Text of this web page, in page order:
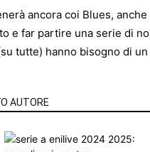
ancora coi Blues,
e far partire una serie di
tutte) hanno bisogno di
AUTORE